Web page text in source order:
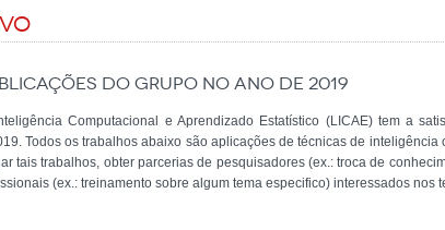
do grupo no ano de 2019
Computacional e Aprendizado Estatístico (LICAE) tem a
Todos os trabalhos abaixo são aplicações de técnicas de
tais trabalhos, obter parcerias de pesquisadores (ex.: troca de
(ex.: treinamento sobre algum tema especifico) interessados nos